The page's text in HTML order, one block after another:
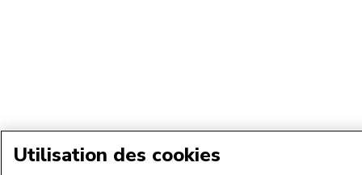
Utilisation des cookies